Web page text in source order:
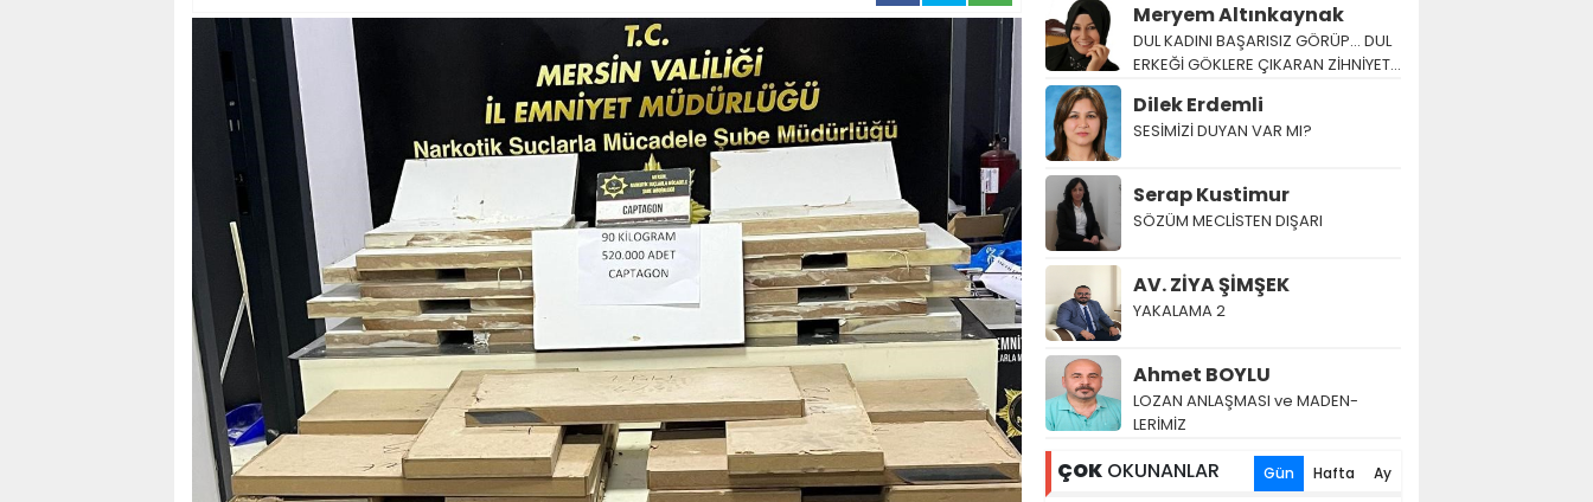
Meryem Altınkaynak
DUL KADINI BAŞARISIZ GÖRÜP… DUL
ERKEĞİ GÖKLERE ÇIKARAN ZİHNİYET…
Dilek Erdemli
SESİMİZİ DUYAN VAR MI?
Serap Kustimur
SÖZÜM MECLİSTEN DIŞARI
AV. ZİYA ŞİMŞEK
YAKALAMA 2
Ahmet BOYLU
LOZAN AN­LAŞ­MA­SI ve MA­DEN­
LERİMİZ
ÇOK OKUNANLAR Gün Hafta Ay